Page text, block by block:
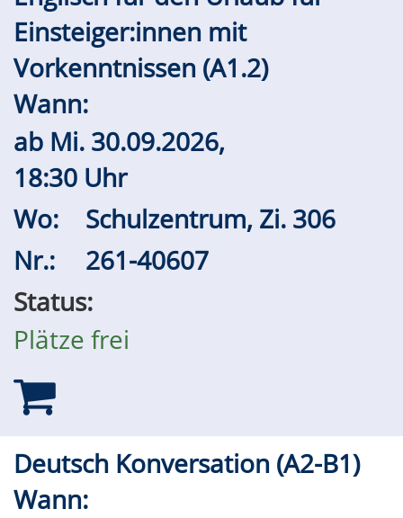
Einsteiger:innen mit
Vorkenntnissen (A1.2)
Wann:
ab Mi. 30.09.2026,
18:30 Uhr
Wo:
Schulzentrum, Zi. 306
Nr.:
261-40607
Status:
Plätze frei
Deutsch Konversation (A2-B1)
Wann: